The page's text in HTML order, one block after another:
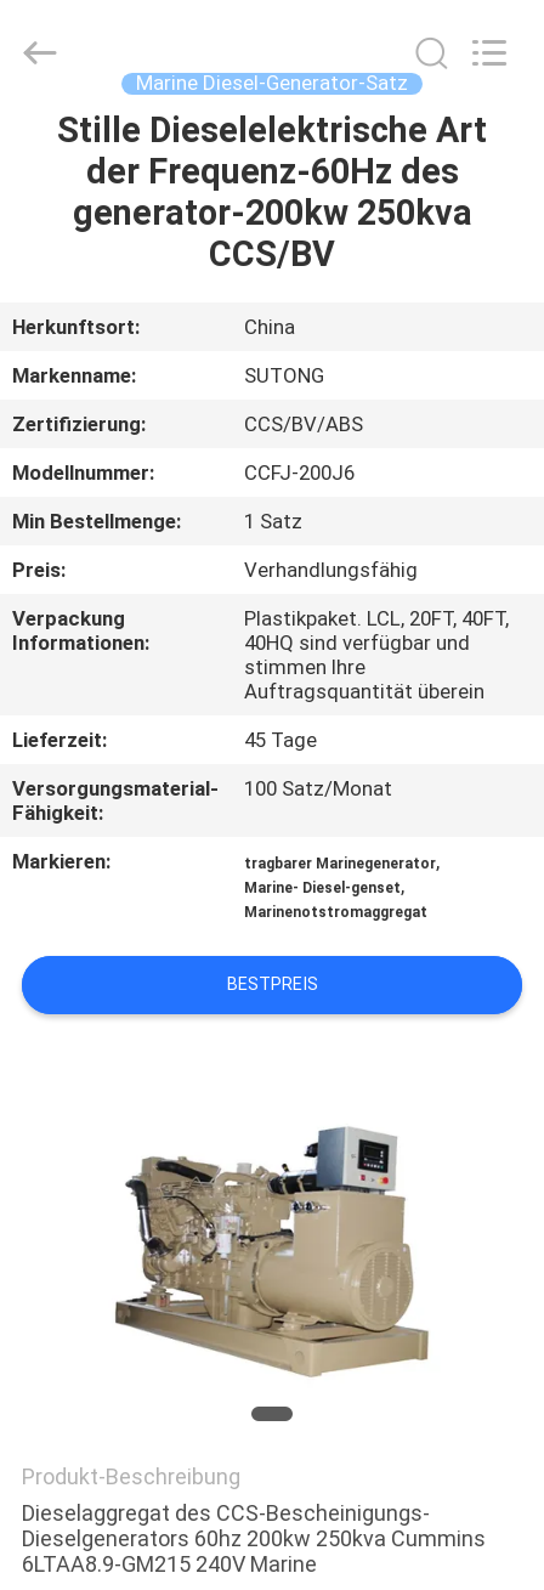
HAUS
PRODUKTE
UNS
AUSFLUG
QUALITÄTSKONTROLLE
TRETEN
SIE
UNS
VERBINDUNG
ZITAT
CO.,LTD.
Marine Diesel-Generator-Satz
Stille Dieselelektrische Art
der Frequenz-60Hz des
generator-200kw 250kva
CCS/BV
Herkunftsort:
China
Markenname:
SUTONG
Zertifizierung:
CCS/BV/ABS
Modellnummer:
CCFJ-200J6
Min Bestellmenge:
1 Satz
Preis:
Verhandlungsfähig
Verpackung
Informationen:
Plastikpaket. LCL, 20FT, 40FT,
40HQ sind verfügbar und
stimmen Ihre
Auftragsquantität überein
Lieferzeit:
45 Tage
Versorgungsmaterial-
Fähigkeit:
100 Satz/Monat
Markieren: tragbarer Marinegenerator,
Marine- Diesel-genset,
Marinenotstromaggregat
BESTPREIS
Produkt-Beschreibung
Dieselaggregat des CCS-Bescheinigungs-
Dieselgenerators 60hz 200kw 250kva Cummins
6LTAA8.9-GM215 240V Marine